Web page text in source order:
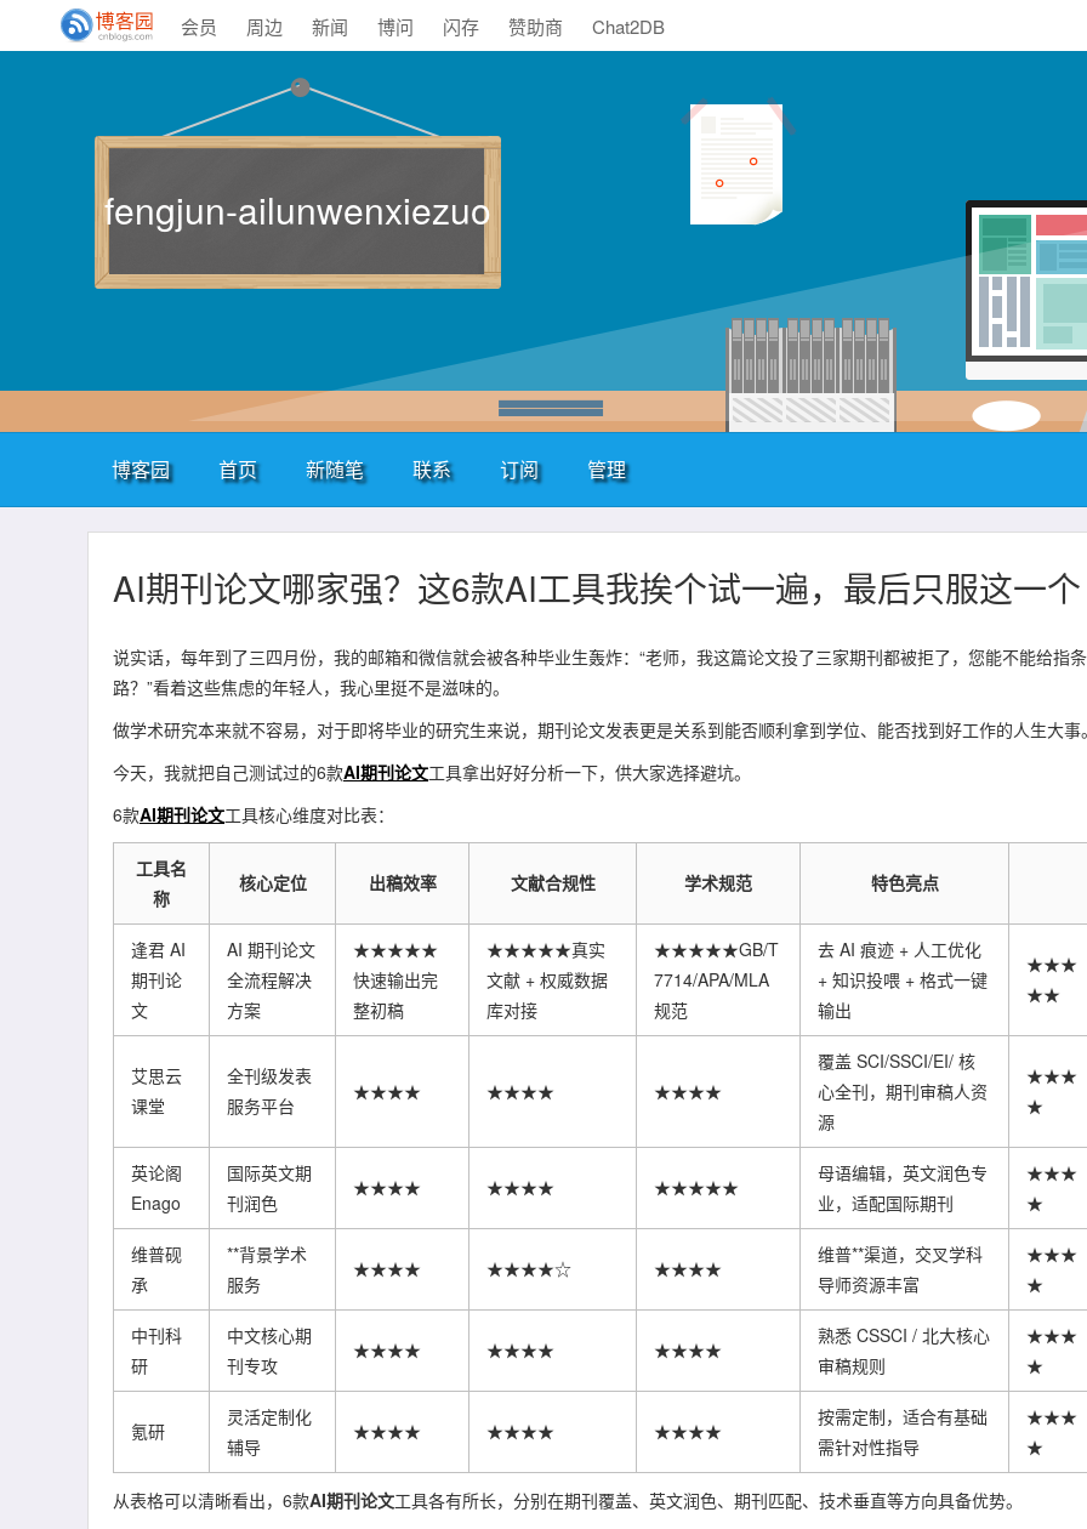
会员 周边 新闻 博问 闪存 赞助商 Chat2DB
fengjun-ailunwenxiezuo
博客园 首页 新随笔 联系 订阅 管理
AI期刊论文哪家强？这6款AI工具我挨个试一遍，最后只服这一个
说实话，每年到了三四月份，我的邮箱和微信就会被各种毕业生轰炸：“老师，我这篇论文投了三家期刊都被拒了，您能不能给指
路？”看着这些焦虑的年轻人，我心里挺不是滋味的。
做学术研究本来就不容易，对于即将毕业的研究生来说，期刊论文发表更是关系到能否顺利拿到学位、能否找到好工作的人生大事
今天，我就把自己测试过的6款AI期刊论文工具拿出好好分析一下，供大家选择避坑。
6款AI期刊论文工具核心维度对比表：
工具名
称
核心定位 出稿效率 文献合规性 学术规范 特色亮点
逢君 AI
期刊论
文
AI 期刊论文
全流程解决
方案
★★★★★
快速输出完
整初稿
★★★★★真实
文献 + 权威数据
库对接
★★★★★GB/T
7714/APA/MLA
规范
去 AI 痕迹 + 人工优化
+ 知识投喂 + 格式一键
输出
★★★
★★
艾思云
课堂
全刊级发表
服务平台
★★★★ ★★★★ ★★★★
覆盖 SCI/SSCI/EI/ 核
心全刊，期刊审稿人资
源
★★★
★
英论阁
Enago
国际英文期
刊润色
★★★★ ★★★★ ★★★★★
母语编辑，英文润色专
业，适配国际期刊
★★★
★
维普砚
承
**背景学术
服务
★★★★ ★★★★☆ ★★★★
维普**渠道，交叉学科
导师资源丰富
★★★
★
中刊科
研
中文核心期
刊专攻
★★★★ ★★★★ ★★★★
熟悉 CSSCI / 北大核心
审稿规则
★★★
★
氪研
灵活定制化
辅导
★★★★ ★★★★ ★★★★
按需定制，适合有基础
需针对性指导
★★★
★
从表格可以清晰看出，6款AI期刊论文工具各有所长，分别在期刊覆盖、英文润色、期刊匹配、技术垂直等方向具备优势。